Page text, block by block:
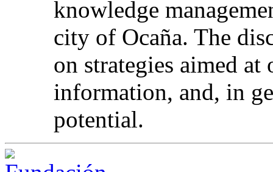
knowledge
city of Ocaña. The
on strategies aimed
information, and, in
potential.